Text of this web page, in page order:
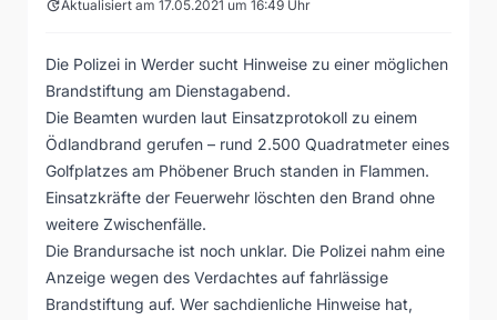
updateAktualisiert am 17.05.2021 um 16:49 Uhr
Die Polizei in Werder sucht Hinweise zu einer möglichen
Brandstiftung am Dienstagabend.
Die Beamten wurden laut Einsatzprotokoll zu einem
Ödlandbrand gerufen – rund 2.500 Quadratmeter eines
Golfplatzes am Phöbener Bruch standen in Flammen.
Einsatzkräfte der Feuerwehr löschten den Brand ohne
weitere Zwischenfälle.
Die Brandursache ist noch unklar. Die Polizei nahm eine
Anzeige wegen des Verdachtes auf fahrlässige
Brandstiftung auf. Wer sachdienliche Hinweise hat,